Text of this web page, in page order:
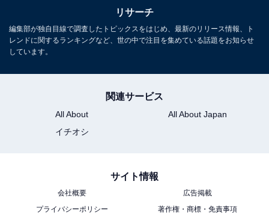
リサーチ
編集部が独自目線で調査したトピックスをはじめ、最新のリリース情報、ト
レンドに関するランキングなど、世の中で注目を集めている話題をお知らせ
しています。
関連サービス
All About
All About Japan
イチオシ
サイト情報
会社概要
広告掲載
プライバシーポリシー
著作権・商標・免責事項